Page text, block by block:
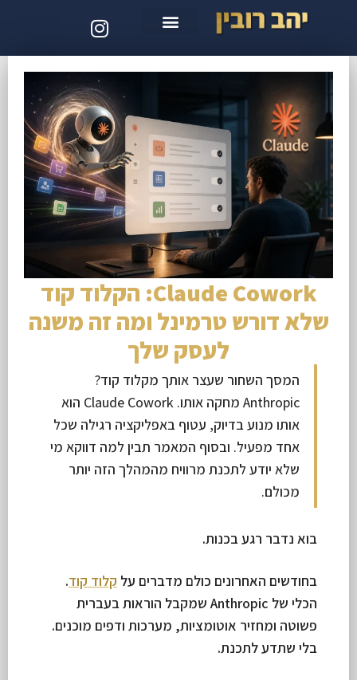
Claude Cowork: הקלוד קוד
שלא דורש טרמינל ומה זה משנה
לעסק שלך
המסך השחור שעצר אותך מקלוד קוד?
Anthropic מחקה אותו. Claude Cowork הוא
אותו מנוע בדיוק, עטוף באפליקציה רגילה שכל
אחד מפעיל. ובסוף המאמר תבין למה דווקא מי
שלא יודע לתכנת מרוויח מהמהלך הזה יותר
מכולם.
בוא נדבר רגע בכנות.
בחודשים האחרונים כולם מדברים על קלוד קוד.
הכלי של Anthropic שמקבל הוראות בעברית
פשוטה ומחזיר אוטומציות, מערכות ודפים מוכנים.
בלי שתדע לתכנת.